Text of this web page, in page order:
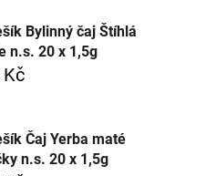
Bylinný čaj Štíhlá
n.s. 20 x 1,5g
Čaj Yerba maté
n.s. 20 x 1,5g